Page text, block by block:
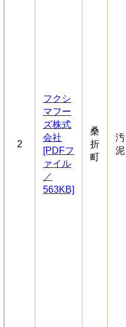
2
フクシ
マフー
ズ株式
会社
[PDFフ
ァイル
／
563KB]
桑
折
町
汚
泥